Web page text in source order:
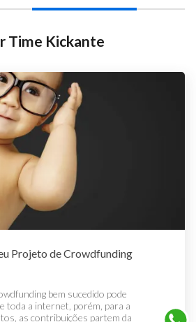
Time Kickante
Projeto de Crowdfunding
bem sucedido pode
toda a internet, porém, para a
as contribuições partem da